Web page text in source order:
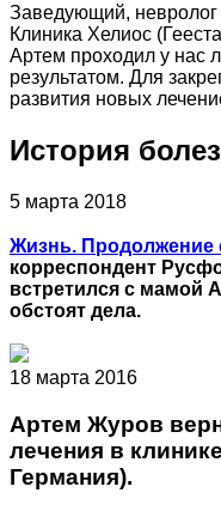
Заведующий, невролог
Клиника Хелиос
Артем проходил у нас
результатом. Для
развития новых
История
5 марта 2018
Жизнь. Продолжение
корреспондент
встретился с мамой
обстоят дела.
18 марта 2016
Артем Журов
лечения в
Германия).